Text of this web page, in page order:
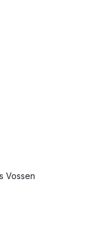
Vossen